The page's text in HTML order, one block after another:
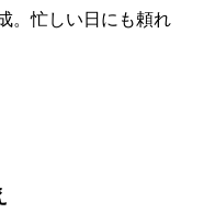
。忙しい日にも頼れ